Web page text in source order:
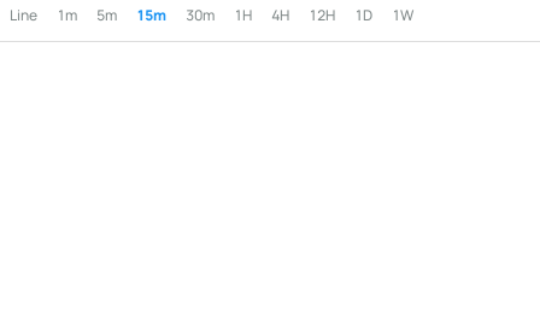
Line 1m 5m 15m 30m 1H 4H 12H 1D 1W